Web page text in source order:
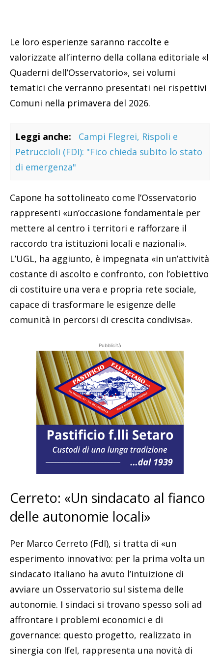
Le loro esperienze saranno raccolte e
valorizzate all’interno della collana editoriale «I
Quaderni dell’Osservatorio», sei volumi
tematici che verranno presentati nei rispettivi
Comuni nella primavera del 2026.
Leggi anche:
Campi Flegrei, Rispoli e
Petruccioli (FDI): "Fico chieda subito lo stato
di emergenza"
Capone ha sottolineato come l’Osservatorio
rappresenti «un’occasione fondamentale per
mettere al centro i territori e rafforzare il
raccordo tra istituzioni locali e nazionali».
L’UGL, ha aggiunto, è impegnata «in un’attività
costante di ascolto e confronto, con l’obiettivo
di costituire una vera e propria rete sociale,
capace di trasformare le esigenze delle
comunità in percorsi di crescita condivisa».
Pubblicità
Cerreto: «Un sindacato al fianco
delle autonomie locali»
Per Marco Cerreto (FdI), si tratta di «un
esperimento innovativo: per la prima volta un
sindacato italiano ha avuto l’intuizione di
avviare un Osservatorio sul sistema delle
autonomie. I sindaci si trovano spesso soli ad
affrontare i problemi economici e di
governance: questo progetto, realizzato in
sinergia con Ifel, rappresenta una novità di